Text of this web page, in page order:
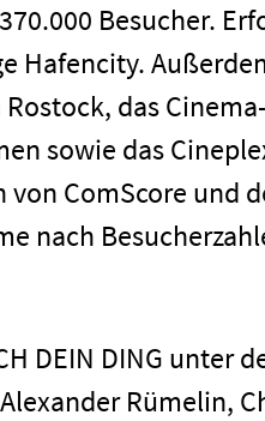
Besucher.
Hafencity.
das
sowie das
von ComScore und
nach
DEIN DING
Rümelin,